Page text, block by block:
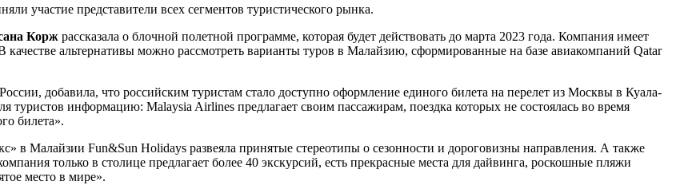
участие представители всех сегментов туристического рынка.
Корж рассказала о блочной полетной программе, которая будет действовать до марта 2023 года. Компания имеет
альтернативы можно рассмотреть варианты туров в Малайзию, сформированные на базе авиакомпаний Qatar
добавила, что российским туристам стало доступно оформление единого билета на перелет из Москвы в Куала-
информацию: Malaysia Airlines предлагает своим пассажирам, поездка которых не состоялась во время
билета».
в Малайзии Fun&Sun Holidays развеяла принятые стереотипы о сезонности и дороговизны направления. А также
только в столице предлагает более 40 экскурсий, есть прекрасные места для дайвинга, роскошные пляжи
место в мире».